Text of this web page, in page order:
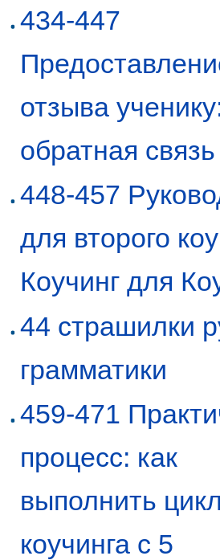
434-447
отзыва
обратная связь
448-457
для второго
Коучинг для
44 страшилки
грамматики
459-471
процесс: как
выполнить
коучинга с 5